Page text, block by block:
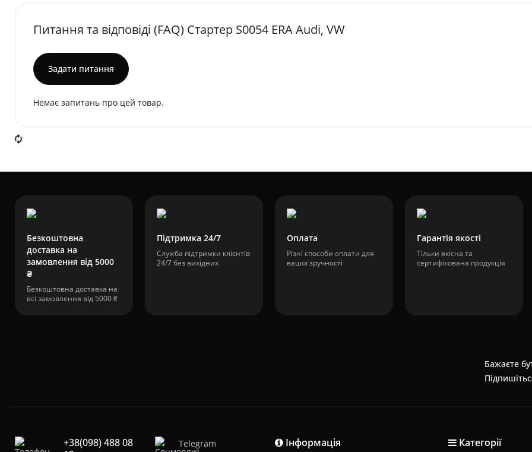
Питання та відповіді (FAQ) Стартер S0054 ERA Audi, VW
Задати питання
Немає запитань про цей товар.
Безкоштовна
доставка на
замовлення від 5000
₴
Безкоштовна доставка на
всі замовлення від 5000 ₴
Підтримка 24/7
Служба підтримки клієнтів
24/7 без вихідних
Оплата
Різні способи оплати для
вашої зручності
Гарантія якості
Тільки якісна та
сертифікована продукція
Бажаєте
+38(098) 488 08
Telegram Інформація Категорії